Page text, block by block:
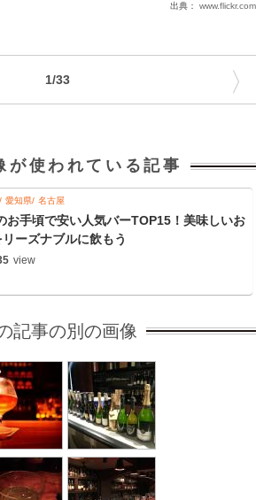
出典： www.flickr.com
1/33 〉
が使われている記事
愛知県 名古屋
お手頃で安い人気バーTOP15！美味しいお
ーズナブルに飲もう
view
記事の別の画像